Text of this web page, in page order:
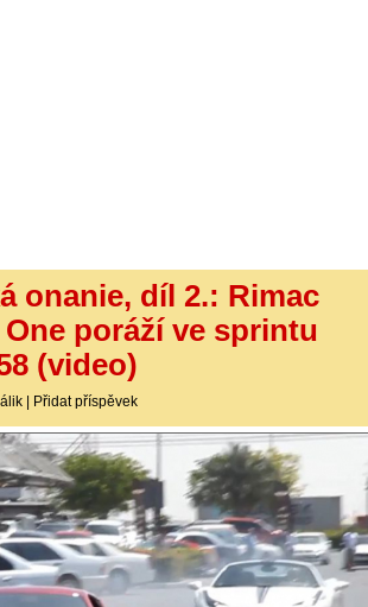
onanie, díl 2.: Rimac
poráží ve sprintu
(video)
| Přidat příspěvek